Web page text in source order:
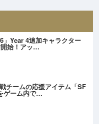
」Year 4追加キャラクター
開始！アッ…
チームの応援アイテム「SF
ゲーム内で…